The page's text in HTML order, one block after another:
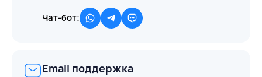
Чат-бот:
Email поддержка